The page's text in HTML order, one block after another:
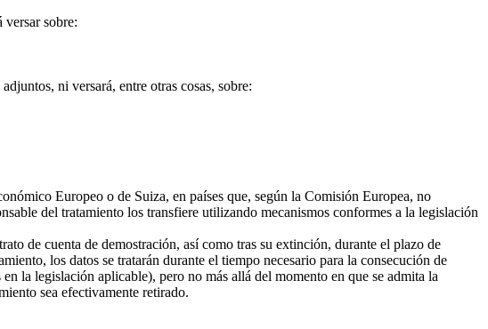
sobre:
ni versará, entre otras cosas, sobre:
Europeo o de Suiza, en países que, según la Comisión Europea, no
del tratamiento los transfiere utilizando mecanismos conformes a la legislación
de cuenta de demostración, así como tras su extinción, durante el plazo de
los datos se tratarán durante el tiempo necesario para la consecución de
la legislación aplicable), pero no más allá del momento en que se admita la
sea efectivamente retirado.